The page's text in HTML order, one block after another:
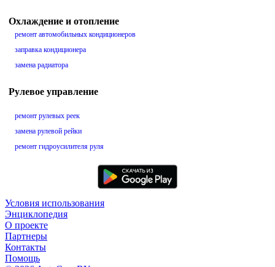
Охлаждение и отопление
ремонт автомобильных кондиционеров
заправка кондиционера
замена радиатора
Рулевое управление
ремонт рулевых реек
замена рулевой рейки
ремонт гидроусилителя руля
Условия использования
Энциклопедия
О проекте
Партнеры
Контакты
Помощь